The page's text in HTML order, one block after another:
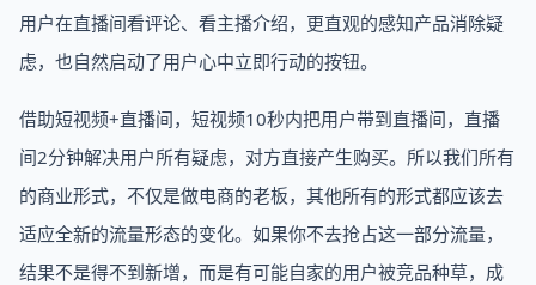
用户在直播间看评论、看主播介绍，更直观的感知产品消除疑
虑，也自然启动了用户心中立即行动的按钮。
借助短视频+直播间，短视频10秒内把用户带到直播间，直播
间2分钟解决用户所有疑虑，对方直接产生购买。所以我们所有
的商业形式，不仅是做电商的老板，其他所有的形式都应该去
适应全新的流量形态的变化。如果你不去抢占这一部分流量，
结果不是得不到新增，而是有可能自家的用户被竞品种草，成